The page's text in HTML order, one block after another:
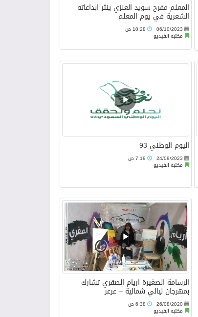
المعلم مفرح سويد العنزي ينثر ابداعاته
الشعرية في يوم المعلم
06/10/2023
مكتبة الفيديو
اليوم الوطني 93
24/09/2023
مكتبة الفيديو
الرسامة الصغيرة اريام الصقري تشارك
بمهرجان ليالي شمالية – عرعر
26/08/2020
مكتبة الفيديو